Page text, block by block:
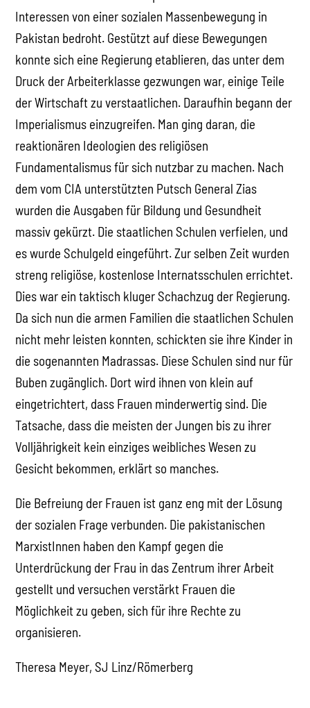
Interessen von einer sozialen Massenbewegung in
Pakistan bedroht. Gestützt auf diese Bewegungen
konnte sich eine Regierung etablieren, das unter dem
Druck der Arbeiterklasse gezwungen war, einige Teile
der Wirtschaft zu verstaatlichen. Daraufhin begann der
Imperialismus einzugreifen. Man ging daran, die
reaktionären Ideologien des religiösen
Fundamentalismus für sich nutzbar zu machen. Nach
dem vom CIA unterstützten Putsch General Zias
wurden die Ausgaben für Bildung und Gesundheit
massiv gekürzt. Die staatlichen Schulen verfielen, und
es wurde Schulgeld eingeführt. Zur selben Zeit wurden
streng religiöse, kostenlose Internatsschulen errichtet.
Dies war ein taktisch kluger Schachzug der Regierung.
Da sich nun die armen Familien die staatlichen Schulen
nicht mehr leisten konnten, schickten sie ihre Kinder in
die sogenannten Madrassas. Diese Schulen sind nur für
Buben zugänglich. Dort wird ihnen von klein auf
eingetrichtert, dass Frauen minderwertig sind. Die
Tatsache, dass die meisten der Jungen bis zu ihrer
Volljährigkeit kein einziges weibliches Wesen zu
Gesicht bekommen, erklärt so manches.
Die Befreiung der Frauen ist ganz eng mit der Lösung
der sozialen Frage verbunden. Die pakistanischen
MarxistInnen haben den Kampf gegen die
Unterdrückung der Frau in das Zentrum ihrer Arbeit
gestellt und versuchen verstärkt Frauen die
Möglichkeit zu geben, sich für ihre Rechte zu
organisieren.
Theresa Meyer, SJ Linz/Römerberg